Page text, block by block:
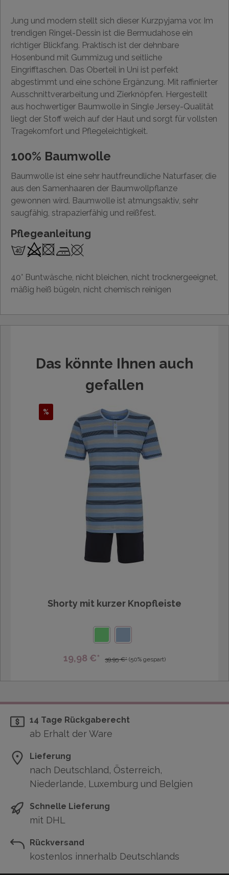
Jung und modern stellt sich dieser Kurzpyjama vor. Im
trendigen Ringel-Dessin ist die Bermudahose ein
richtiger Blickfang. Praktisch ist der dehnbare
Hosenbund mit Gummizug und seitliche
Eingrifftaschen. Das Oberteil in Uni ist perfekt
abgestimmt und eine schöne Ergänzung. Mit raffinierter
Ausschnittverarbeitung und Zierknöpfen. Hergestellt
aus hochwertiger Baumwolle in Single Jersey-Qualität
liegt der Stoff weich auf der Haut und sorgt für vollsten
Tragekomfort und Pflegeleichtigkeit.
100% Baumwolle
Baumwolle ist eine sehr hautfreundliche Naturfaser, die
aus den Samenhaaren der Baumwollpflanze
gewonnen wird. Baumwolle ist atmungsaktiv, sehr
saugfähig, strapazierfähig und reißfest.
Pflegeanleitung
40° Buntwäsche, nicht bleichen, nicht trocknergeeignet,
mäßig heiß bügeln, nicht chemisch reinigen
Das könnte Ihnen auch
gefallen
%
Shorty mit kurzer Knopfleiste
19,98 €* 39,95 €* (50% gespart)
14 Tage Rückgaberecht
ab Erhalt der Ware
Lieferung
nach Deutschland, Österreich,
Niederlande, Luxemburg und Belgien
Schnelle Lieferung
mit DHL
Rückversand
kostenlos innerhalb Deutschlands